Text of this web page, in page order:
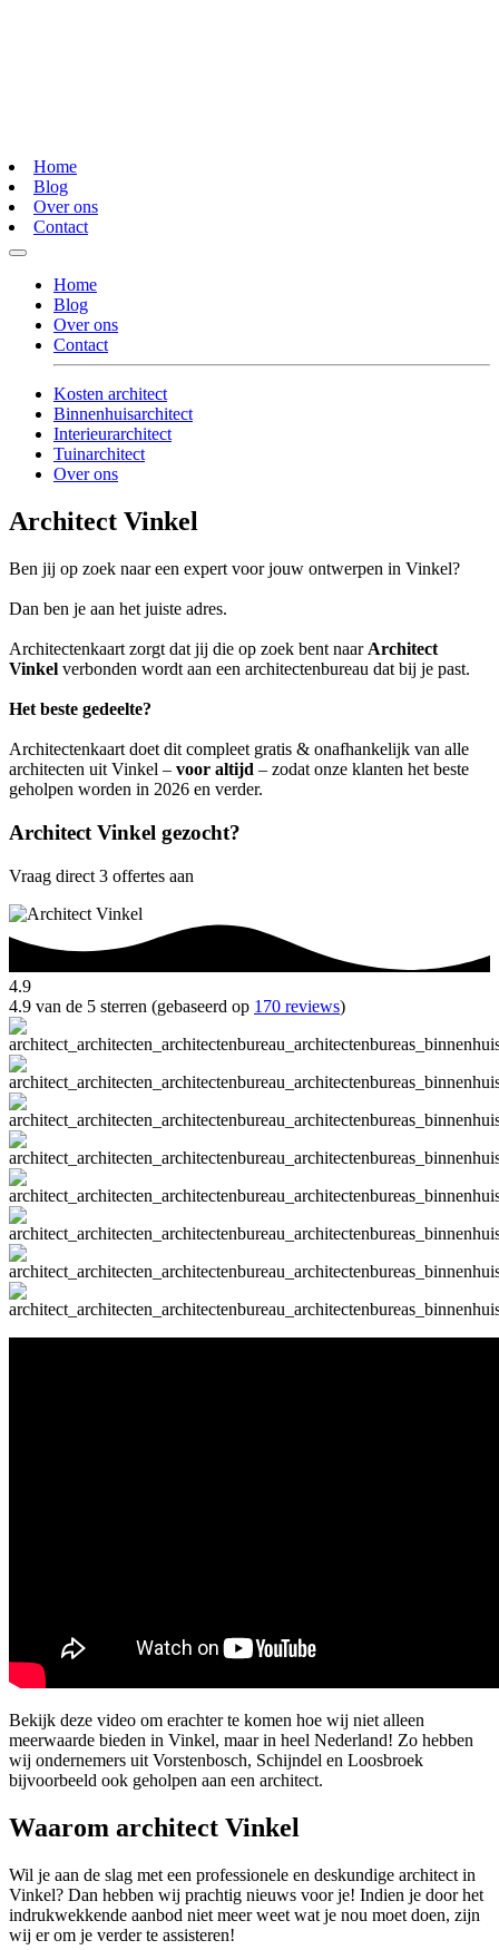
Home
Blog
Over ons
Contact
Home
Blog
Over ons
Contact
Kosten architect
Binnenhuisarchitect
Interieurarchitect
Tuinarchitect
Over ons
Architect Vinkel
Ben jij op zoek naar een expert voor jouw ontwerpen in Vinkel?
Dan ben je aan het juiste adres.
Architectenkaart zorgt dat jij die op zoek bent naar Architect
Vinkel verbonden wordt aan een architectenbureau dat bij je past.
Het beste gedeelte?
Architectenkaart doet dit compleet gratis & onafhankelijk van alle
architecten uit Vinkel – voor altijd – zodat onze klanten het beste
geholpen worden in 2026 en verder.
Architect Vinkel gezocht?
Vraag direct 3 offertes aan
4.9
4.9 van de 5 sterren (gebaseerd op 170 reviews)
Bekijk deze video om erachter te komen hoe wij niet alleen
meerwaarde bieden in Vinkel, maar in heel Nederland! Zo hebben
wij ondernemers uit Vorstenbosch, Schijndel en Loosbroek
bijvoorbeeld ook geholpen aan een architect.
Waarom architect Vinkel
Wil je aan de slag met een professionele en deskundige architect in
Vinkel? Dan hebben wij prachtig nieuws voor je! Indien je door het
indrukwekkende aanbod niet meer weet wat je nou moet doen, zijn
wij er om je verder te assisteren!